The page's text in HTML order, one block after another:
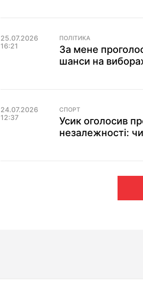
25.07.2026
16:21
ПОЛІТИКА
За мене
шанси на
24.07.2026
12:37
СПОРТ
Усик оголосив
незалежності: